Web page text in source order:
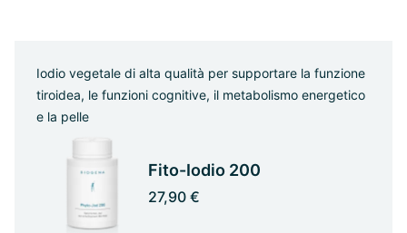
Iodio vegetale di alta qualità per supportare la funzione
tiroidea, le funzioni cognitive, il metabolismo energetico
e la pelle
Fito-Iodio 200
27,90 €